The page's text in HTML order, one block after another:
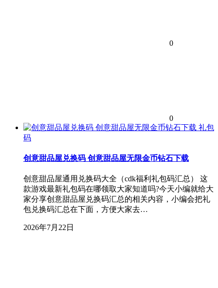
0
0
礼包
码
创意甜品屋兑换码 创意甜品屋无限金币钻石下载
创意甜品屋通用兑换码大全（cdk福利礼包码汇总） 这
款游戏最新礼包码在哪领取大家知道吗?今天小编就给大
家分享创意甜品屋兑换码汇总的相关内容，小编会把礼
包兑换码汇总在下面，方便大家去…
2026年7月22日